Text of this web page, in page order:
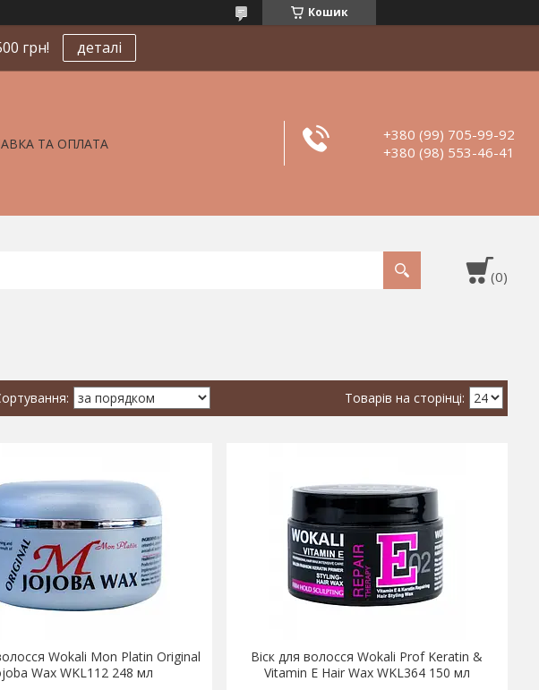
Кошик
грн! деталі
ТА ОПЛАТА
+380 (99) 705-99-92
+380 (98) 553-46-41
Wokali Mon Platin Original
Wax WKL112 248 мл
Віск для волосся Wokali Prof Keratin &
Vitamin E Hair Wax WKL364 150 мл